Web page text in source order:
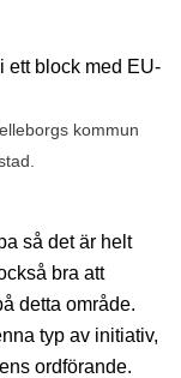
kommun
så det är helt
bra att
detta område.
typ av initiativ,
ordförande.